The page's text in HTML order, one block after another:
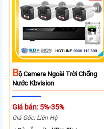
BỘ Camera Ngoài Trời Chống
Nước Kbvision
Giá bán: 5%-35%
Giá Gốc: Liên Hệ